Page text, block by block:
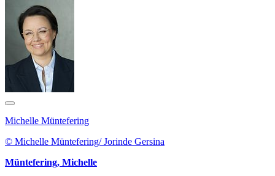
Michelle Müntefering
© Michelle Müntefering/ Jorinde Gersina
Müntefering, Michelle